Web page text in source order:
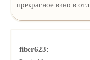
прекрасное вино в
fiber623: